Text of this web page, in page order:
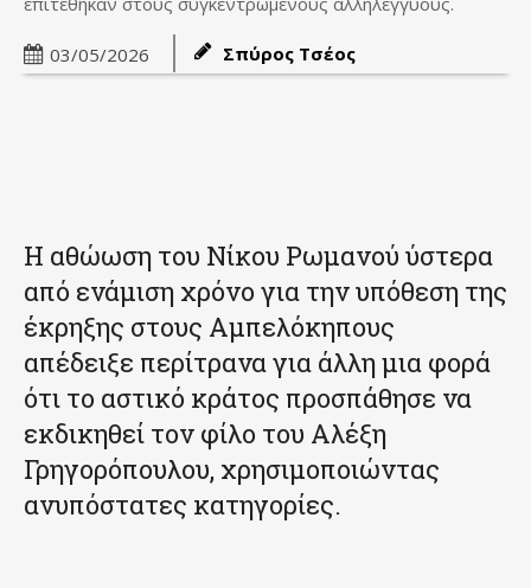
03/05/2026 Σπύρος Τσέος
Η αθώωση του Νίκου Ρωμανού ύστερα
από ενάμιση χρόνο για την υπόθεση της
έκρηξης στους Αμπελόκηπους
απέδειξε περίτρανα για άλλη μια φορά
ότι το αστικό κράτος προσπάθησε να
εκδικηθεί τον φίλο του Αλέξη
Γρηγορόπουλου, χρησιμοποιώντας
ανυπόστατες κατηγορίες.